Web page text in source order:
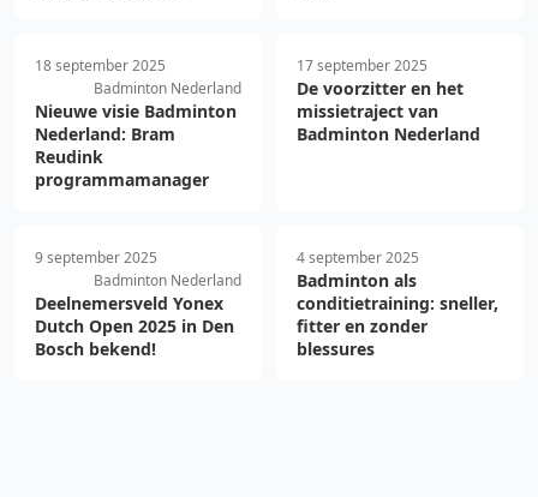
18 september 2025
Badminton Nederland
Nieuwe visie Badminton
Nederland: Bram
Reudink
programmamanager
17 september 2025
De voorzitter en het
missietraject van
Badminton Nederland
9 september 2025
Badminton Nederland
Deelnemersveld Yonex
Dutch Open 2025 in Den
Bosch bekend!
4 september 2025
Badminton als
conditietraining: sneller,
fitter en zonder
blessures